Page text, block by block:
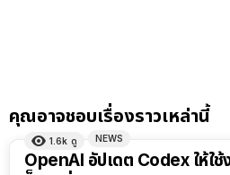
คุณอาจชอบเรื่องราวเหล่านี้
1.6k ดู NEWS
OpenAI อัปเดต Codex ให้ใ